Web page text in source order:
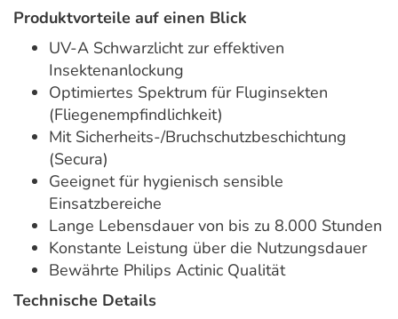
Produktvorteile auf einen Blick
UV-A Schwarzlicht zur effektiven
Insektenanlockung
Optimiertes Spektrum für Fluginsekten
(Fliegenempfindlichkeit)
Mit Sicherheits-/Bruchschutzbeschichtung
(Secura)
Geeignet für hygienisch sensible
Einsatzbereiche
Lange Lebensdauer von bis zu 8.000 Stunden
Konstante Leistung über die Nutzungsdauer
Bewährte Philips Actinic Qualität
Technische Details